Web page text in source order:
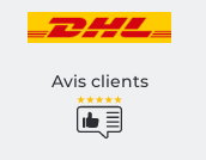
Avis clients